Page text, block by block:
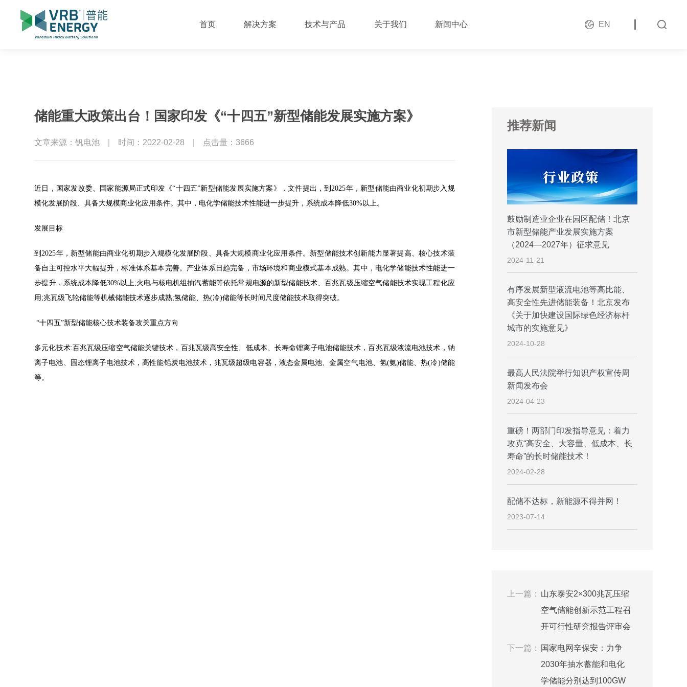
首页 解决方案 技术与产品 关于我们 新闻中心 EN
储能重大政策出台！国家印发《“十四五”新型储能发展实施方案》
文章来源：钒电池 时间：2022-02-28 点击量：3666
近日，国家发改委、国家能源局正式印发《“十四五”新型储能发展实施方案》，文件提出，到2025年，新型储能由商业化初期步入规
模化发展阶段、具备大规模商业化应用条件。其中，电化学储能技术性能进一步提升，系统成本降低30%以上。
发展目标
到2025年，新型储能由商业化初期步入规模化发展阶段、具备大规模商业化应用条件。新型储能技术创新能力显著提高、核心技术装
备自主可控水平大幅提升，标准体系基本完善。产业体系日趋完备，市场环境和商业模式基本成熟。其中，电化学储能技术性能进一
步提升，系统成本降低30%以上;火电与核电机组抽汽蓄能等依托常规电源的新型储能技术、百兆瓦级压缩空气储能技术实现工程化应
用;兆瓦级飞轮储能等机械储能技术逐步成熟;氢储能、热(冷)储能等长时间尺度储能技术取得突破。
“十四五”新型储能核心技术装备攻关重点方向
多元化技术:百兆瓦级压缩空气储能关键技术，百兆瓦级高安全性、低成本、长寿命锂离子电池储能技术，百兆瓦级液流电池技术，钠
离子电池、固态锂离子电池技术，高性能铅炭电池技术，兆瓦级超级电容器，液态金属电池、金属空气电池、氢(氨)储能、热(冷)储能
等。
推荐新闻
鼓励制造业企业在园区配储！北京
市新型储能产业发展实施方案
（2024—2027年）征求意见
2024-11-21
有序发展新型液流电池等高比能、
高安全性先进储能装备！北京发布
《关于加快建设国际绿色经济标杆
城市的实施意见》
2024-10-28
最高人民法院举行知识产权宣传周
新闻发布会
2024-04-23
重磅！两部门印发指导意见：着力
攻克“高安全、大容量、低成本、长
寿命”的长时储能技术！
2024-02-28
配储不达标，新能源不得并网！
2023-07-14
上一篇： 山东泰安2×300兆瓦压缩
空气储能创新示范工程召
开可行性研究报告评审会
下一篇：
国家电网辛保安：力争
2030年抽水蓄能和电化
学储能分别达到100GW